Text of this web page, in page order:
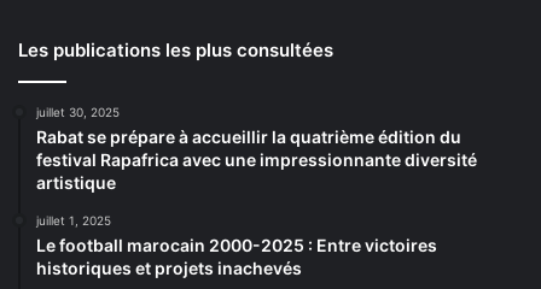
Les publications les plus consultées
juillet 30, 2025
Rabat se prépare à accueillir la quatrième édition du
festival Rapafrica avec une impressionnante diversité
artistique
juillet 1, 2025
Le football marocain 2000-2025 : Entre victoires
historiques et projets inachevés